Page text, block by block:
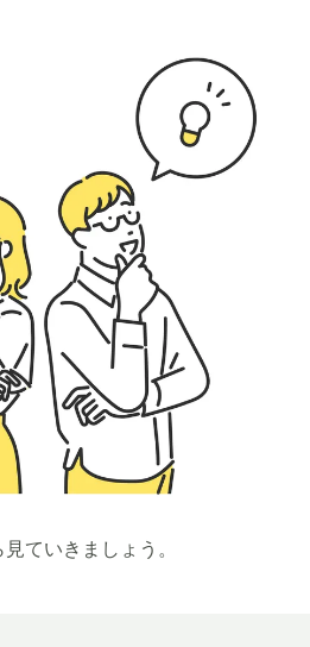
ていきましょう。